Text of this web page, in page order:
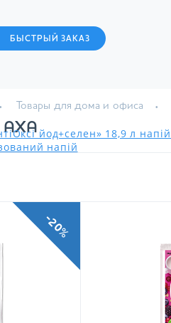
БЫСТРЫЙ ЗАКАЗ
йод+селен» 18,9 л
напій
Товары для дома и офиса
AXA
-20%